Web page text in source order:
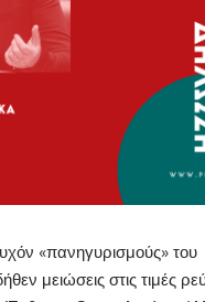
«πανηγυρισμούς» του
μειώσεις στις τιμές